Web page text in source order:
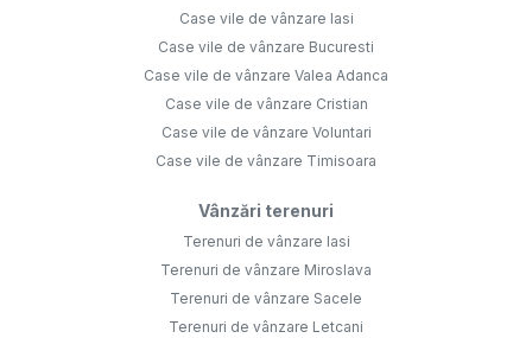
Case vile de vânzare Iasi
Case vile de vânzare Bucuresti
Case vile de vânzare Valea Adanca
Case vile de vânzare Cristian
Case vile de vânzare Voluntari
Case vile de vânzare Timisoara
Vânzări terenuri
Terenuri de vânzare Iasi
Terenuri de vânzare Miroslava
Terenuri de vânzare Sacele
Terenuri de vânzare Letcani